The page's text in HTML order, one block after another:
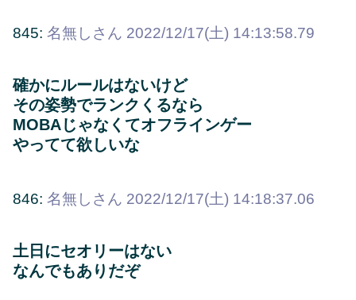
845: 名無しさん 2022/12/17(土) 14:13:58.79
確かにルールはないけど
その姿勢でランクくるなら
MOBAじゃなくてオフラインゲー
やってて欲しいな
846: 名無しさん 2022/12/17(土) 14:18:37.06
土日にセオリーはない
なんでもありだぞ